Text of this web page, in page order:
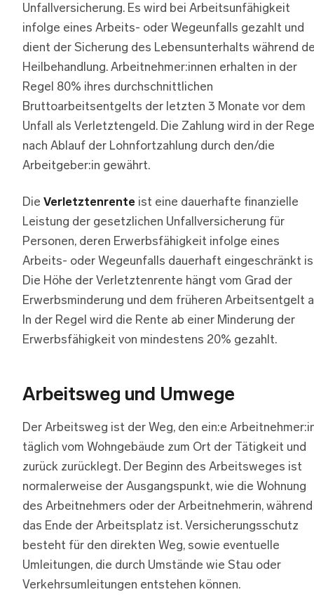
Unfallversicherung. Es wird bei Arbeitsunfähigkeit
infolge eines Arbeits- oder Wegeunfalls gezahlt und
dient der Sicherung des Lebensunterhalts während
Heilbehandlung. Arbeitnehmer:innen erhalten in der
Regel 80% ihres durchschnittlichen
Bruttoarbeitsentgelts der letzten 3 Monate vor dem
Unfall als Verletztengeld. Die Zahlung wird in der
nach Ablauf der Lohnfortzahlung durch den/die
Arbeitgeber:in gewährt.
Die Verletztenrente ist eine dauerhafte finanzielle
Leistung der gesetzlichen Unfallversicherung für
Personen, deren Erwerbsfähigkeit infolge eines
Arbeits- oder Wegeunfalls dauerhaft eingeschränkt
Die Höhe der Verletztenrente hängt vom Grad der
Erwerbsminderung und dem früheren Arbeitsentgelt
In der Regel wird die Rente ab einer Minderung der
Erwerbsfähigkeit von mindestens 20% gezahlt.
Arbeitsweg und Umwege
Der Arbeitsweg ist der Weg, den ein:e
täglich vom Wohngebäude zum Ort der Tätigkeit und
zurück zurücklegt. Der Beginn des Arbeitsweges ist
normalerweise der Ausgangspunkt, wie die Wohnung
des Arbeitnehmers oder der Arbeitnehmerin, während
das Ende der Arbeitsplatz ist. Versicherungsschutz
besteht für den direkten Weg, sowie eventuelle
Umleitungen, die durch Umstände wie Stau oder
Verkehrsumleitungen entstehen können.